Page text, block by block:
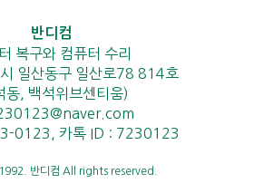
반디컴
복구와 컴퓨터 수리
일산동구 일산로78 814호
동, 백석위브센티움)
0123, 카톡 ID : 7230123
반디컴 All rights reserved.